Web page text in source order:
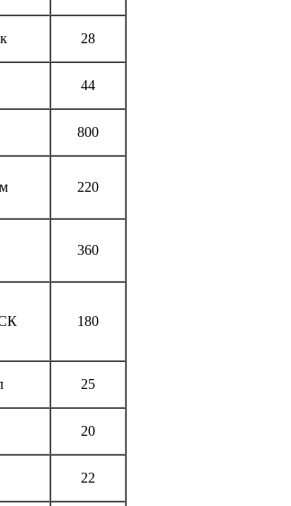
28
44
800
220
360
180
25
20
22